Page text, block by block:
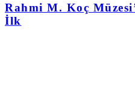
Rahmi M. Koç
İlk